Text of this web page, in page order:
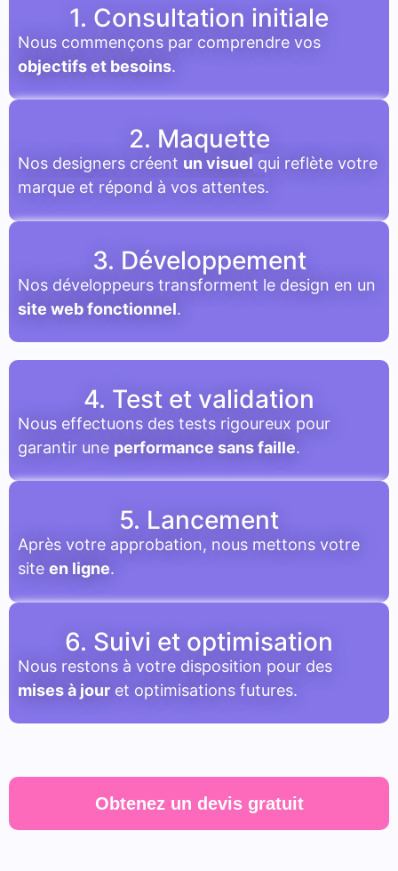
1. Consultation initiale
Nous commençons par comprendre vos
objectifs et besoins.
2. Maquette
Nos designers créent un visuel qui reflète votre
marque et répond à vos attentes.
3. Développement
Nos développeurs transforment le design en un
site web fonctionnel.
4. Test et validation
Nous effectuons des tests rigoureux pour
garantir une performance sans faille.
5. Lancement
Après votre approbation, nous mettons votre
site en ligne.
6. Suivi et optimisation
Nous restons à votre disposition pour des
mises à jour et optimisations futures.
Obtenez un devis gratuit